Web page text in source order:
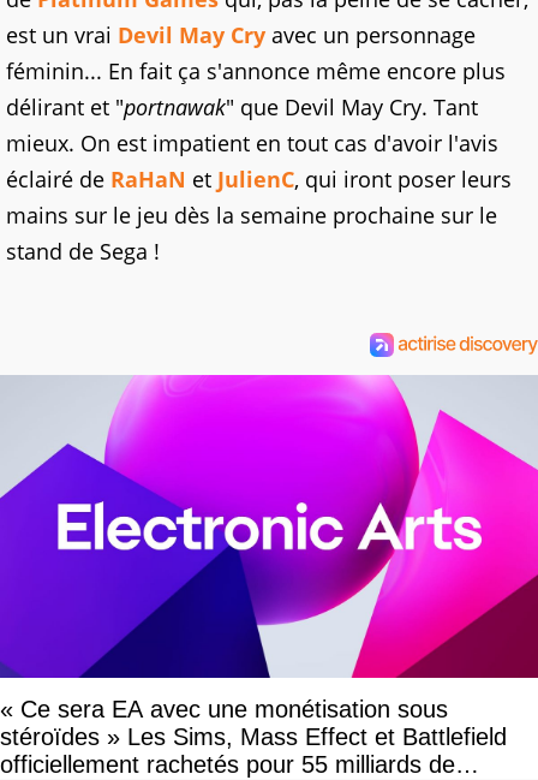
est un vrai Devil May Cry avec un personnage
féminin... En fait ça s'annonce même encore plus
délirant et "portnawak" que Devil May Cry. Tant
mieux. On est impatient en tout cas d'avoir l'avis
éclairé de RaHaN et JulienC, qui iront poser leurs
mains sur le jeu dès la semaine prochaine sur le
stand de Sega !
« Ce sera EA avec une monétisation sous
stéroïdes » Les Sims, Mass Effect et Battlefield
officiellement rachetés pour 55 milliards de